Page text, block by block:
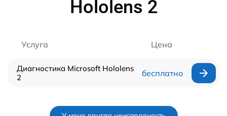
Hololens 2
Услуга Цена
Диагностика Microsoft Hololens
2
бесплатно